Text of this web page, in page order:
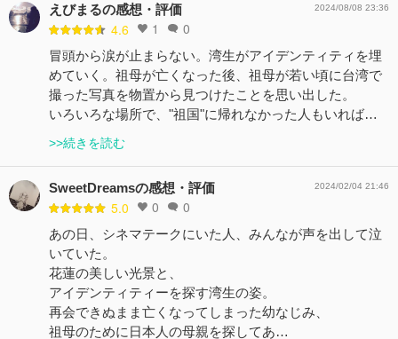
えびまるの感想・評価
4.6 1 0
2024/08/08 23:36
冒頭から涙が止まらない。湾生がアイデンティティを埋
めていく。祖母が亡くなった後、祖母が若い頃に台湾で
撮った写真を物置から見つけたことを思い出した。
いろいろな場所で、"祖国"に帰れなかった人もいれば…
>>続きを読む
SweetDreamsの感想・評価
5.0 0 0
2024/02/04 21:46
あの日、シネマテークにいた人、みんなが声を出して泣
いていた。
花蓮の美しい光景と、
アイデンティティーを探す湾生の姿。
再会できぬまま亡くなってしまった幼なじみ、
祖母のために日本人の母親を探してあ…